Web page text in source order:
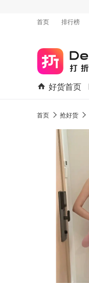
首页
排行榜
好货首页
首页 抢好货